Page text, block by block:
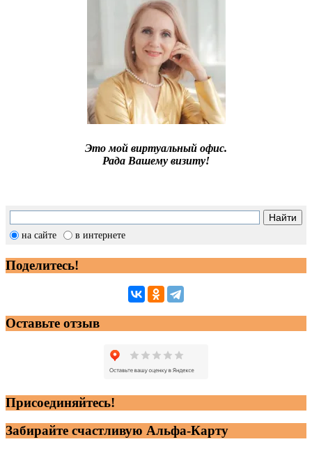
Это мой виртуальный офис.
Рада Вашему визиту!
на сайте в интернете
Поделитесь!
Оставьте отзыв
Присоединяйтесь!
Забирайте счастливую Альфа-Карту